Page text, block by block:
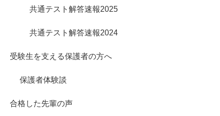
共通テスト解答速報2025
共通テスト解答速報2024
受験生を支える保護者の方へ
保護者体験談
合格した先輩の声